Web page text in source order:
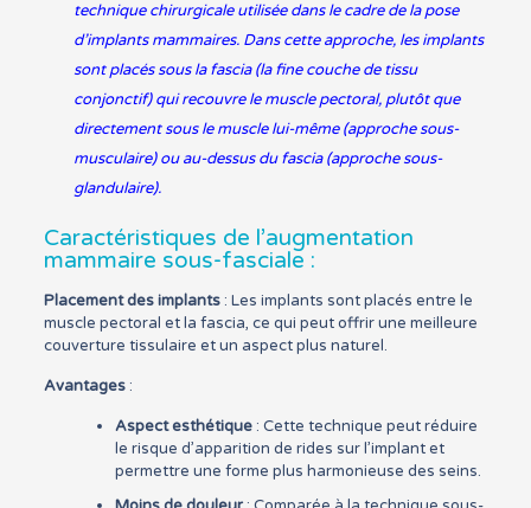
technique chirurgicale utilisée dans le cadre de la pose
d’implants mammaires. Dans cette approche, les implants
sont placés sous la fascia (la fine couche de tissu
conjonctif) qui recouvre le muscle pectoral, plutôt que
directement sous le muscle lui-même (approche sous-
musculaire) ou au-dessus du fascia (approche sous-
glandulaire).
Caractéristiques de l’augmentation
mammaire sous-fasciale :
Placement des implants: Les implants sont placés entre le
muscle pectoral et la fascia, ce qui peut offrir une meilleure
couverture tissulaire et un aspect plus naturel.
Avantages:
Aspect esthétique: Cette technique peut réduire
le risque d’apparition de rides sur l’implant et
permettre une forme plus harmonieuse des seins.